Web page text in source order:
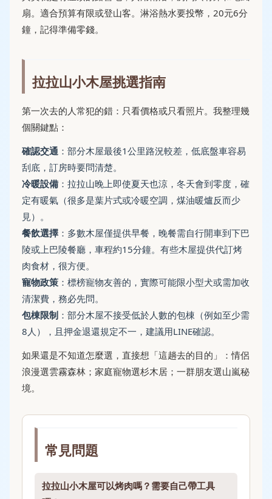
扇。適合預算有限或登山客。淋浴熱水要投幣，20元6分
鐘，記得準備零錢。
拉拉山小木屋挑選指南
第一次去的人常犯的錯：只看價格或只看照片。我整理幾
個關鍵點：
確認交通 ：部分木屋最後1公里路況較差，低底盤車容易
刮底，訂房時要問清楚。
冷暖設備 ：拉拉山晚上即使夏天也涼，冬天會到零度，確
定有暖氣（很多是葉片式或冷暖空調，煤油暖爐反而少
見）。
餐飲選擇 ：多數木屋僅提供早餐，晚餐需自行開車到下巴
陵或上巴陵餐廳，車程約15分鐘。有些木屋提供代訂烤
肉食材，很方便。
寵物政策 ：標榜寵物友善的，實際可能限小型犬或需加收
清潔費，務必先問。
包棟限制 ：部分木屋不接受低於人數的包棟（例如至少需
8人），且押金退還規定不一，建議用LINE確認。
如果還是不知道怎麼選，直接想「這趟去的目的」：情侶
浪漫選雲霧森林；家庭寵物選杉木居；一群朋友選山嵐秘
境。
常見問題
拉拉山小木屋可以烤肉嗎？需要自己帶工具